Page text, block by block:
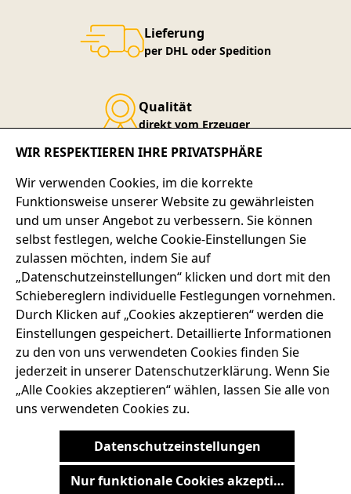
Lieferung
per DHL oder Spedition
Qualität
direkt vom Erzeuger
Service-Telefon
+49 7667 900-124
SERVICE-HOTLINE
ADRESSE
RECHTLICHES
SERVICES
IMPRESSUM
WIDERRUFSRECHT
Vertrag widerrufen
WIR RESPEKTIEREN IHRE PRIVATSPHÄRE
Wir verwenden Cookies, im die korrekte
Funktionsweise unserer Website zu gewährleisten
und um unser Angebot zu verbessern. Sie können
selbst festlegen, welche Cookie-Einstellungen Sie
zulassen möchten, indem Sie auf
„Datenschutzeinstellungen“ klicken und dort mit den
Schiebereglern individuelle Festlegungen vornehmen.
Durch Klicken auf „Cookies akzeptieren“ werden die
Einstellungen gespeichert. Detaillierte Informationen
zu den von uns verwendeten Cookies finden Sie
jederzeit in unserer Datenschutzerklärung. Wenn Sie
„Alle Cookies akzeptieren“ wählen, lassen Sie alle von
uns verwendeten Cookies zu.
Datenschutzeinstellungen
Nur funktionale Cookies akzeptieren